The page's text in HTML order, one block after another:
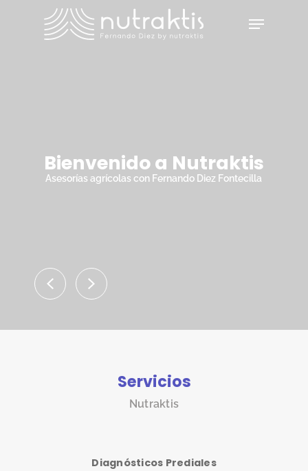
Menu
Bienvenido a Nutraktis
Asesorías agrícolas con Fernando Diez Fontecilla
Servicios
Nutraktis
Diagnósticos Prediales